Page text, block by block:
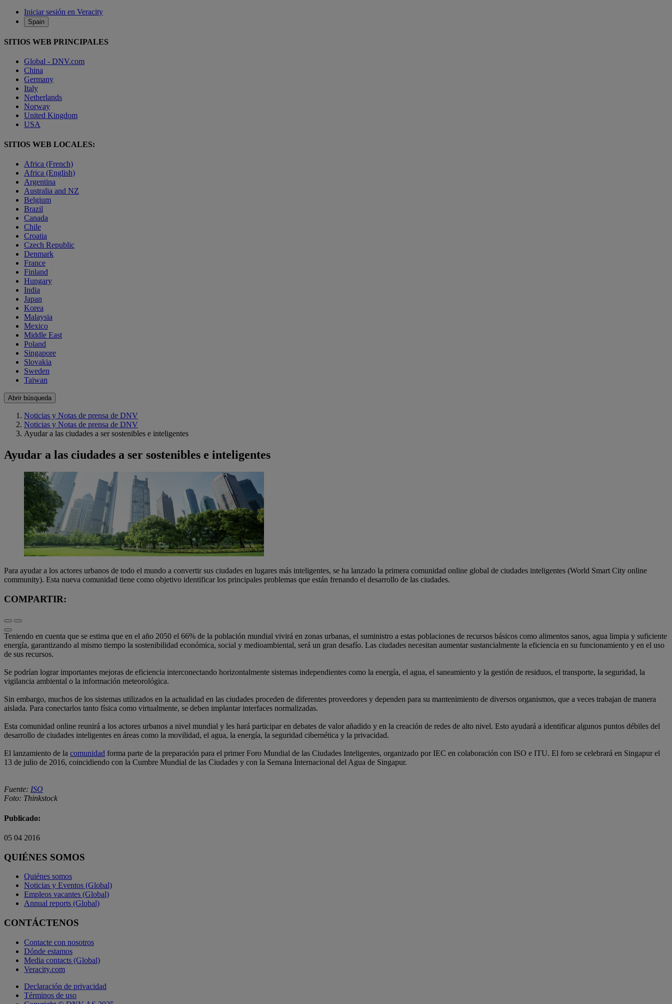
Iniciar sesión en Veracity
Spain
SITIOS WEB PRINCIPALES
Global - DNV.com
China
Germany
Italy
Netherlands
Norway
United Kingdom
USA
SITIOS WEB LOCALES:
Africa (French)
Africa (English)
Argentina
Australia and NZ
Belgium
Brazil
Canada
Chile
Croatia
Czech Republic
Denmark
France
Finland
Hungary
India
Japan
Korea
Malaysia
Mexico
Middle East
Poland
Singapore
Slovakia
Sweden
Taiwan
Abrir búsqueda
Noticias y Notas de prensa de DNV
Noticias y Notas de prensa de DNV
Ayudar a las ciudades a ser sostenibles e inteligentes
Ayudar a las ciudades a ser sostenibles e inteligentes
Para ayudar a los actores urbanos de todo el mundo a convertir sus ciudades en lugares más inteligentes, se ha lanzado la primera comunidad online global de ciudades inteligentes (World Smart City online
community). Esta nueva comunidad tiene como objetivo identificar los principales problemas que están frenando el desarrollo de las ciudades.
COMPARTIR:
Teniendo en cuenta que se estima que en el año 2050 el 66% de la población mundial vivirá en zonas urbanas, el suministro a estas poblaciones de recursos básicos como alimentos sanos, agua limpia y suficiente
energía, garantizando al mismo tiempo la sostenibilidad económica, social y medioambiental, será un gran desafío. Las ciudades necesitan aumentar sustancialmente la eficiencia en su funcionamiento y en el uso
de sus recursos.
Se podrían lograr importantes mejoras de eficiencia interconectando horizontalmente sistemas independientes como la energía, el agua, el saneamiento y la gestión de residuos, el transporte, la seguridad, la
vigilancia ambiental o la información meteorológica.
Sin embargo, muchos de los sistemas utilizados en la actualidad en las ciudades proceden de diferentes proveedores y dependen para su mantenimiento de diversos organismos, que a veces trabajan de manera
aislada. Para conectarlos tanto física como virtualmente, se deben implantar interfaces normalizadas.
Esta comunidad online reunirá a los actores urbanos a nivel mundial y les hará participar en debates de valor añadido y en la creación de redes de alto nivel. Esto ayudará a identificar algunos puntos débiles del
desarrollo de ciudades inteligentes en áreas como la movilidad, el agua, la energía, la seguridad cibernética y la privacidad.
El lanzamiento de la comunidad forma parte de la preparación para el primer Foro Mundial de las Ciudades Inteligentes, organizado por IEC en colaboración con ISO e ITU. El foro se celebrará en Singapur el
13 de julio de 2016, coincidiendo con la Cumbre Mundial de las Ciudades y con la Semana Internacional del Agua de Singapur.
Fuente: ISO
Foto: Thinkstock
Publicado:
05 04 2016
QUIÉNES SOMOS
Quiénes somos
Noticias y Eventos (Global)
Empleos vacantes (Global)
Annual reports (Global)
CONTÁCTENOS
Contacte con nosotros
Dónde estamos
Media contacts (Global)
Veracity.com
Declaración de privacidad
Términos de uso